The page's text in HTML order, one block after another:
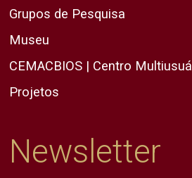
Grupos de Pesquisa
Museu
CEMACBIOS | Centro
Projetos
Newsletter